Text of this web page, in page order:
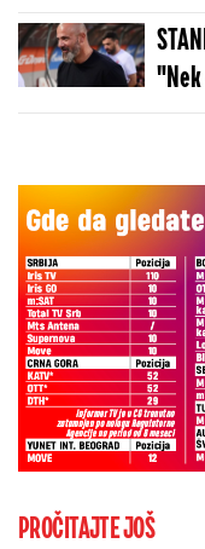
Real
"Nek
kaže
PROČITAJTE JOŠ